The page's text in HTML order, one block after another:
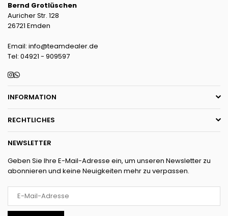
Bernd Grotlüschen
Auricher Str. 128
26721 Emden
Email: info@teamdealer.de
Tel: 04921 - 909597
Instagram
Whatsapp
INFORMATION
RECHTLICHES
NEWSLETTER
Geben Sie Ihre E-Mail-Adresse ein, um unseren Newsletter zu
abonnieren und keine Neuigkeiten mehr zu verpassen.